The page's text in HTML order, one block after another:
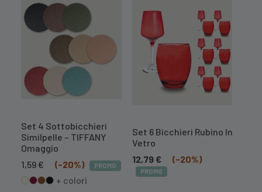
Set 4 Sottobicchieri
Similpelle – TIFFANY
Omaggio
Il
prezzo
originale
1,59€
prezzo
attuale
(-20%) PROMO
+ colori
Set 6 Bicchieri Rubino In
Vetro
12,79 € (-20%)
PROMO